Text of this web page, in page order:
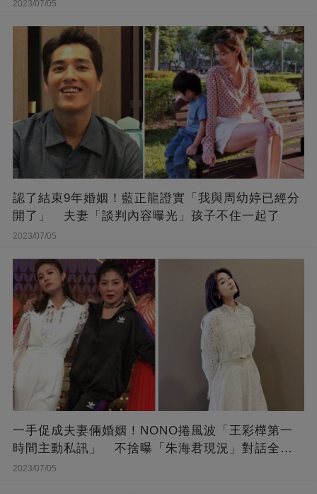
2023/07/05
認了結束9年婚姻！藍正龍證實「我與周幼婷已經分
開了」 夫妻「談判內容曝光」孩子不住一起了
2023/07/05
一手促成夫妻倆婚姻！NONO捲風波「王彩樺第一
時間主動私訊」 不捨曝「朱海君現況」對話全公
開
2023/07/05